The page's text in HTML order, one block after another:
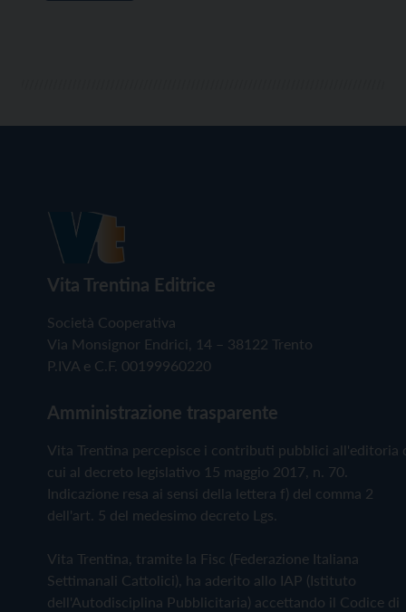
Vita Trentina Editrice
Società Cooperativa
Via Monsignor Endrici, 14 – 38122 Trento
P.IVA e C.F. 00199960220
Amministrazione trasparente
Vita Trentina percepisce i contributi pubblici all'editoria
cui al decreto legislativo 15 maggio 2017, n. 70.
Indicazione resa ai sensi della lettera f) del comma 2
dell'art. 5 del medesimo decreto Lgs.
Vita Trentina, tramite la Fisc (Federazione Italiana
Settimanali Cattolici), ha aderito allo IAP (Istituto
dell'Autodisciplina Pubblicitaria) accettando il Codice di